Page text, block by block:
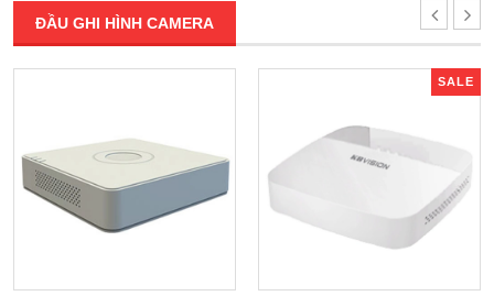
ĐẦU GHI HÌNH CAMERA
SALE